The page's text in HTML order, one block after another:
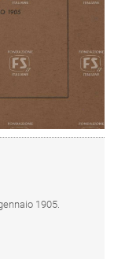
1905.